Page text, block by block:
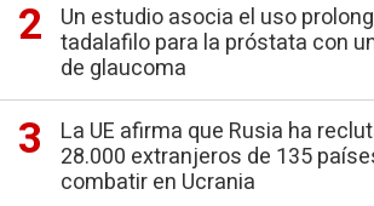
Un estudio asocia el uso
tadalafilo para la próstata con
de glaucoma
La UE afirma que Rusia ha
28.000 extranjeros de 135
combatir en Ucrania